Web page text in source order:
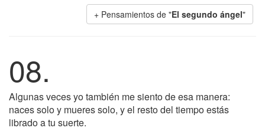
+ Pensamientos de "El segundo ángel"
08.
Algunas veces yo también me siento de esa manera:
naces solo y mueres solo, y el resto del tiempo estás
librado a tu suerte.